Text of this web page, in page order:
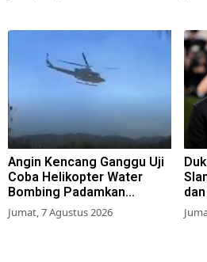
Angin Kencang Ganggu Uji
Coba Helikopter Water
Bombing Padamkan
Kebakaran Bromo
Jumat, 7 Agustus 2026